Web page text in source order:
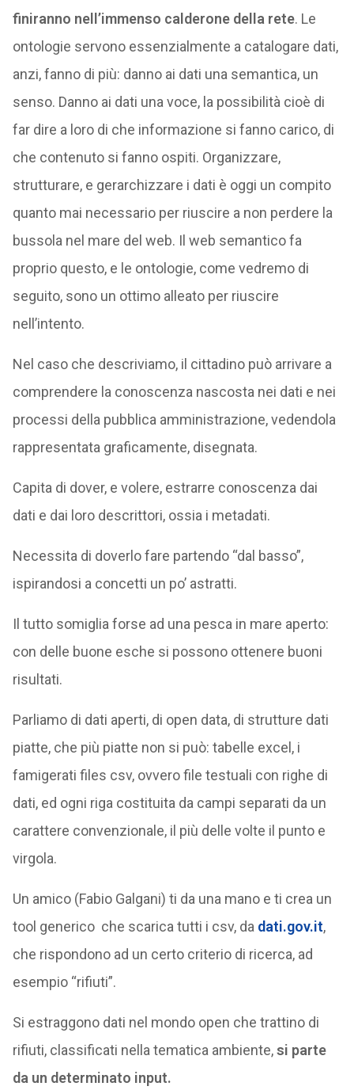
finiranno nell’immenso calderone della rete. Le
ontologie servono essenzialmente a catalogare dati,
anzi, fanno di più: danno ai dati una semantica, un
senso. Danno ai dati una voce, la possibilità cioè di
far dire a loro di che informazione si fanno carico, di
che contenuto si fanno ospiti. Organizzare,
strutturare, e gerarchizzare i dati è oggi un compito
quanto mai necessario per riuscire a non perdere la
bussola nel mare del web. Il web semantico fa
proprio questo, e le ontologie, come vedremo di
seguito, sono un ottimo alleato per riuscire
nell’intento.
Nel caso che descriviamo, il cittadino può arrivare a
comprendere la conoscenza nascosta nei dati e nei
processi della pubblica amministrazione, vedendola
rappresentata graficamente, disegnata.
Capita di dover, e volere, estrarre conoscenza dai
dati e dai loro descrittori, ossia i metadati.
Necessita di doverlo fare partendo “dal basso”,
ispirandosi a concetti un po’ astratti.
Il tutto somiglia forse ad una pesca in mare aperto:
con delle buone esche si possono ottenere buoni
risultati.
Parliamo di dati aperti, di open data, di strutture dati
piatte, che più piatte non si può: tabelle excel, i
famigerati files csv, ovvero file testuali con righe di
dati, ed ogni riga costituita da campi separati da un
carattere convenzionale, il più delle volte il punto e
virgola.
Un amico (Fabio Galgani) ti da una mano e ti crea un
tool generico che scarica tutti i csv, da dati.gov.it,
che rispondono ad un certo criterio di ricerca, ad
esempio “rifiuti”.
Si estraggono dati nel mondo open che trattino di
rifiuti, classificati nella tematica ambiente,si parte
da un determinato input.